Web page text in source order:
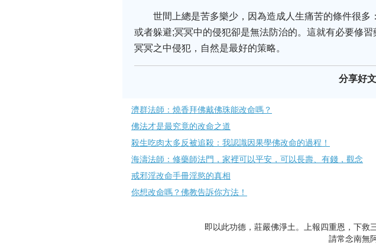
世間上總是苦多樂少，因為造成人生痛苦的條件很
或者躲避;冥冥中的侵犯卻是無法防治的。這就有必要修
冥冥之中侵犯，自然是最好的策略。
分享好
濟群法師：燒香拜佛戴佛珠能改命嗎？
佛法才是最究竟的改命之道
殺生吃肉太多反被追殺：我認識因果學佛改命的過程！
海濤法師：修藥師法門，家裡可以平安，可以長壽、有錢，觀念
戒邪淫改命手冊淫慾的真相
你想改命嗎？佛教告訴你方法！
即以此功德，莊嚴佛淨土。上報四重恩，下救
請常念南無